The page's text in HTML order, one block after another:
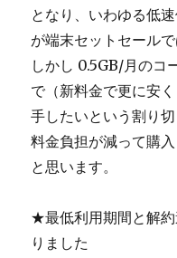
となり、いわゆる低
が端末セットセール
しかし 0.5GB/月のコ
で（新料金で更に安
手したいという割り
料金負担が減って購
と思います。
★最低利用期間と解
りました